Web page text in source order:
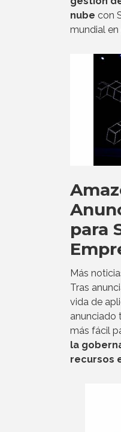
nube con
mundial
para
Más
Tras
vida de
anunciado
más fácil
la
recursos